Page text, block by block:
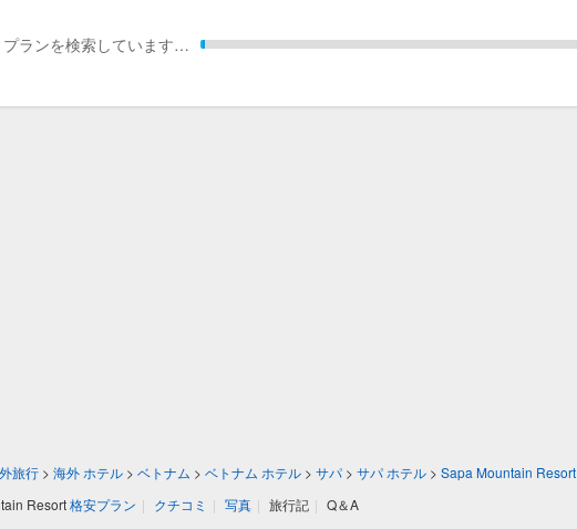
プランを検索しています…
旅行 > 海外 ホテル > ベトナム > ベトナム ホテル > サパ > サパ ホテル > Sapa Mountain Resort
Resort格安プラン | クチコミ | 写真 | 旅行記 | Q＆A